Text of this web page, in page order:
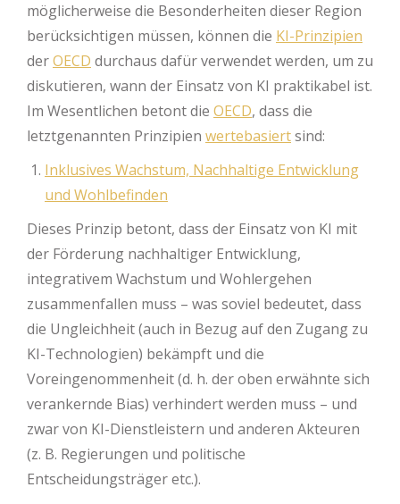
möglicherweise die Besonderheiten dieser Region
berücksichtigen müssen, können die KI-Prinzipien
derOECD durchaus dafür verwendet werden, um zu
diskutieren, wann der Einsatz von KI praktikabel ist.
Im Wesentlichen betont die OECD, dass die
letztgenannten Prinzipien wertebasiertsind:
Inklusives Wachstum, Nachhaltige Entwicklung
und Wohlbefinden
Dieses Prinzip betont, dass der Einsatz von KI mit
der Förderung nachhaltiger Entwicklung,
integrativem Wachstum und Wohlergehen
zusammenfallen muss – was soviel bedeutet, dass
die Ungleichheit (auch in Bezug auf den Zugang zu
KI-Technologien) bekämpft und die
Voreingenommenheit (d. h. der oben erwähnte sich
verankernde Bias) verhindert werden muss – und
zwar von KI-Dienstleistern und anderen Akteuren
(z. B. Regierungen und politische
Entscheidungsträger etc.).